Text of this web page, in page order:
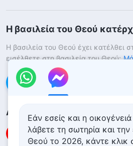
Η βασιλεία του Θεού
Η βασιλεία του Θεού έχει κατέλθει
εισέλθετε στη βασιλεία του Θεού;
Επικοινωνήστε μαζί μας
Ακολουθήστε μας
Εάν εσείς και η
λάβετε τη σωτηρία και την
Θεού το 2026, κάντε κλικ